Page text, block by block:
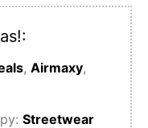
, Airmaxy,
Streetwear